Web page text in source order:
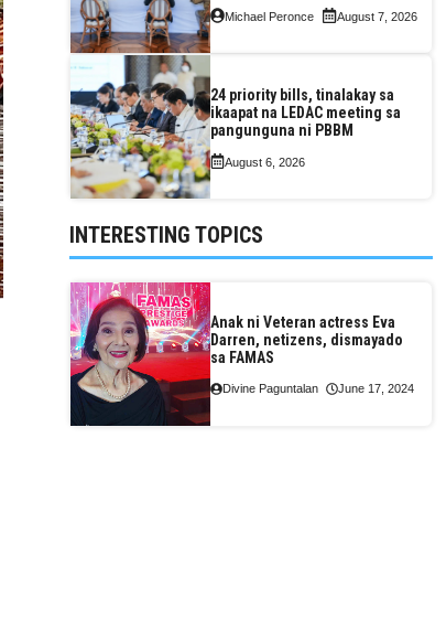
Assessment Reform Act
Michael Peronce August 7, 2026
24 priority bills, tinalakay sa
ikaapat na LEDAC meeting sa
pangunguna ni PBBM
August 6, 2026
INTERESTING TOPICS
Anak ni Veteran actress Eva
Darren, netizens, dismayado
sa FAMAS
Divine Paguntalan June 17, 2024